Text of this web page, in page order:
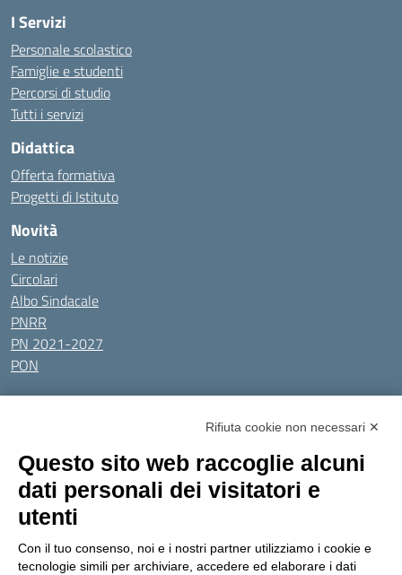
I Servizi
Personale scolastico
Famiglie e studenti
Percorsi di studio
Tutti i servizi
Didattica
Offerta formativa
Progetti di Istituto
Novità
Le notizie
Circolari
Albo Sindacale
PNRR
PN 2021-2027
PON
Tutti gli argomenti
Amministrazione Trasparente
Privacy Policy
Dichiarazione di accessibilitàObiettivi di accessibilità
Seguici su:
Indirizzo:Via Gaetano Donizetti 30, Collegno
Rifiuta cookie non necessari ✕
Questo sito web raccoglie alcuni
dati personali dei visitatori e
utenti
Con il tuo consenso, noi e i nostri partner utilizziamo i cookie e
tecnologie simili per archiviare, accedere ed elaborare i dati